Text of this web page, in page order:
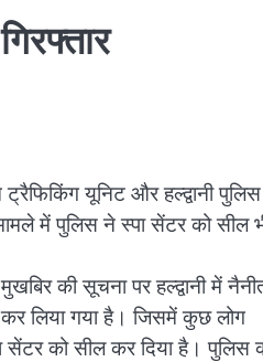
ट्रैफिकिंग यूनिट और हल्द्वानी
में पुलिस ने स्पा सेंटर को सील
की सूचना पर हल्द्वानी में
कर लिया गया है। जिसमें कुछ लोग
सेंटर को सील कर दिया है। पुलिस